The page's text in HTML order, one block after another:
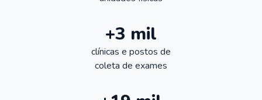
+3 mil
clínicas e postos de
coleta de exames